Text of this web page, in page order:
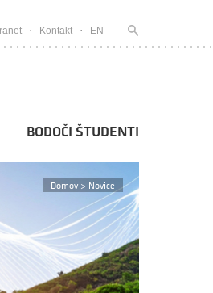
Kontakt EN
BODOČI ŠTUDENTI
Domov > Novice